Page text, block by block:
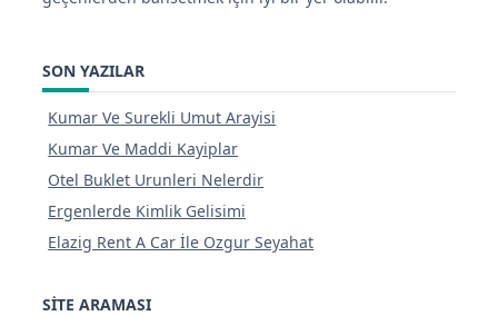
SON YAZILAR
Kumar Ve Surekli Umut Arayisi
Kumar Ve Maddi Kayiplar
Otel Buklet Urunleri Nelerdir
Ergenlerde Kimlik Gelisimi
Elazig Rent A Car İle Ozgur Seyahat
SITE ARAMASI